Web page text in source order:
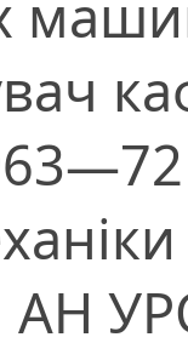
АН